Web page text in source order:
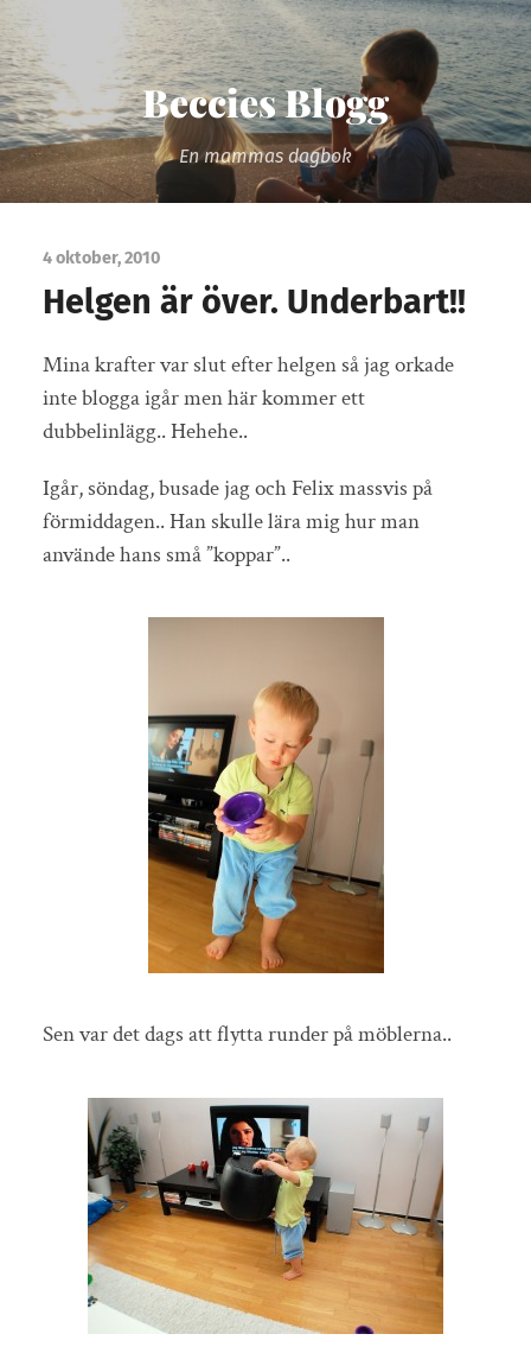
Beccies Blogg
En mammas dagbok
4 oktober, 2010
Helgen är över. Underbart!!
Mina krafter var slut efter helgen så jag orkade
inte blogga igår men här kommer ett
dubbelinlägg.. Hehehe..
Igår, söndag, busade jag och Felix massvis på
förmiddagen.. Han skulle lära mig hur man
använde hans små ”koppar”..
Sen var det dags att flytta runder på möblerna..